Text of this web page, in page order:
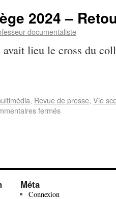
2024 –
documentaliste
lieu le cross du
, Revue de presse, Vie
fermés
Méta
Connexion